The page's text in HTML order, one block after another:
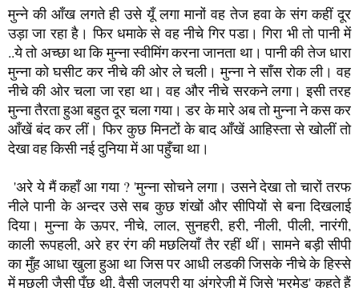
'अरे ये मैं कहाँ आ गया ? 'मुन्ना सोचने लगा। उसने देखा तो चारों तरफ
नीले पानी के अन्दर उसे सब कुछ शंखों और सीपियों से बना दिखलाई
दिया। मुन्ना के ऊपर, नीचे, लाल, सुनहरी, हरी, नीली, पीली, नारंगी,
काली रूपहली, अरे हर रंग की मछलियाँ तैर रहीं थीं। सामने बड़ी सीपी
का मुँह आधा खुला हुआ था जिस पर आधी लडकी जिसके नीचे के हिस्से
में मछली जैसी पूँछ थी, वैसी जलपरी या अंग्रेज़ी में जिसे 'मरमेड' कहते हैं
वह आराम से वहाँ बैठी थी।
मुन्ना को देखते ही वह जलपरी/ मरमेड मुस्कुराई। उसके सुनहरे बाल
पानी पर लहरा रहे थे और उसकी भूरी भूरी आँखें मुन्ना को देखे जा रहीं
थीं। उसी वक्त तैरती हुईं और भी बहुत सारी सुन्दर जलपरियाँ भी वहाँ
आयीं। सभी बड़ी सुन्दर थीं। वे तैरती हुई, मुस्कुराती हुई आयीं और मुन्ना
का हाथ थामे अपने राजा के पास ले चलीं।
जलपरी :मरमेड